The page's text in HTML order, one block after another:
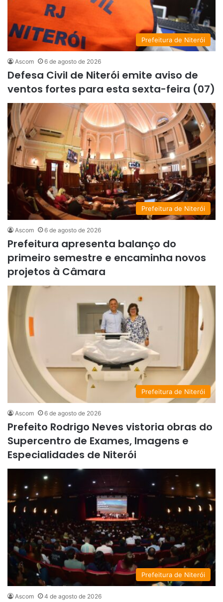
Prefeitura de Niterói
Ascom 6 de agosto de 2026
Defesa Civil de Niterói emite aviso de
ventos fortes para esta sexta-feira (07)
Prefeitura de Niterói
Ascom 6 de agosto de 2026
Prefeitura apresenta balanço do
primeiro semestre e encaminha novos
projetos à Câmara
Prefeitura de Niterói
Ascom 6 de agosto de 2026
Prefeito Rodrigo Neves vistoria obras do
Supercentro de Exames, Imagens e
Especialidades de Niterói
Prefeitura de Niterói
Ascom 4 de agosto de 2026